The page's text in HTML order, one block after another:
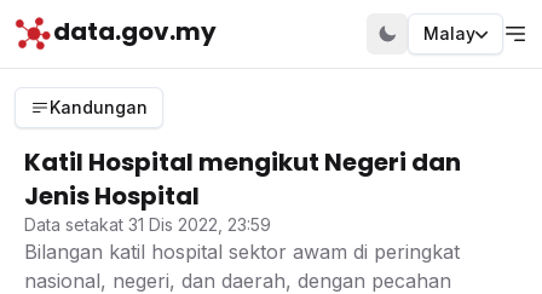
data.gov.my Malay
Kandungan
Katil Hospital mengikut Negeri dan
Jenis Hospital
Data setakat 31 Dis 2022, 23:59
Bilangan katil hospital sektor awam di peringkat
nasional, negeri, dan daerah, dengan pecahan